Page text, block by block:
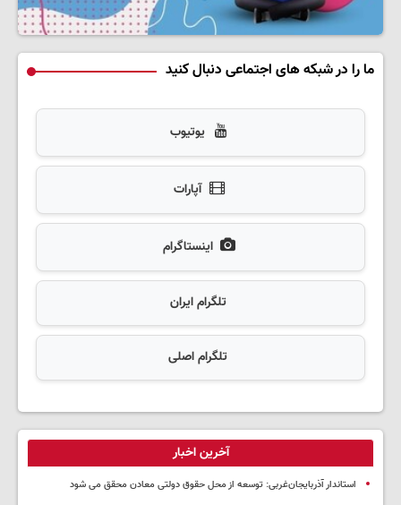
ما را در شبکه های اجتماعی دنبال کنید
یوتیوب
آپارات
اینستاگرام
تلگرام ایران
تلگرام اصلی
آخرین اخبار
استاندار آذربایجان‌غربی: توسعه از محل حقوق دولتی معادن محقق می شود